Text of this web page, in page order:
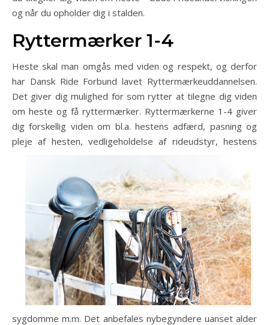
og når du opholder dig i stalden.
Ryttermærker 1-4
Heste skal man omgås med viden og respekt, og derfor
har Dansk Ride Forbund lavet Ryttermærkeuddannelsen.
Det giver dig mulighed for som rytter at tilegne dig viden
om heste og få ryttermærker. Ryttermærkerne 1-4 giver
dig forskellig viden om bl.a. hestens adfærd, pasning og
pleje af hesten, vedligeholdelse af rideudstyr, hestens
sygdomme m.m. Det anbefales nybegyndere uanset alder